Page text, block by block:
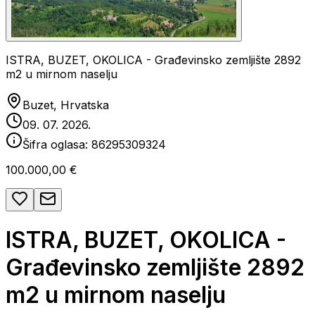
ISTRA, BUZET, OKOLICA - Građevinsko zemljište 2892
m2 u mirnom naselju
Buzet, Hrvatska
09. 07. 2026.
Šifra oglasa: 86295309324
100.000,00 €
ISTRA, BUZET, OKOLICA -
Građevinsko zemljište 2892
m2 u mirnom naselju